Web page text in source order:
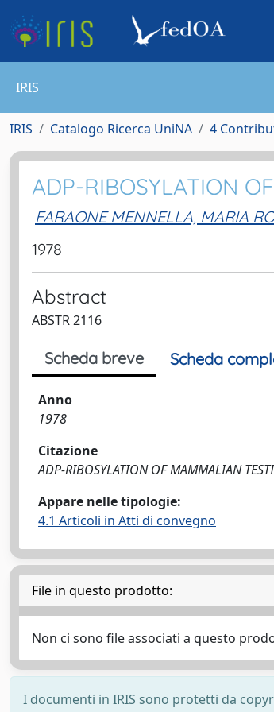
IRIS
IRIS Catalogo Ricerca UniNA 4
ADP-RIBOSYLATION
FARAONE MENNELLA, MARIA
1978
Abstract
ABSTR 2116
Scheda breve Scheda
Anno
1978
Citazione
ADP-RIBOSYLATION OF MAMMALIAN
Appare nelle tipologie:
4.1 Articoli in Atti di convegno
File in questo prodotto:
Non ci sono file associati a questo
I documenti in IRIS sono protetti da